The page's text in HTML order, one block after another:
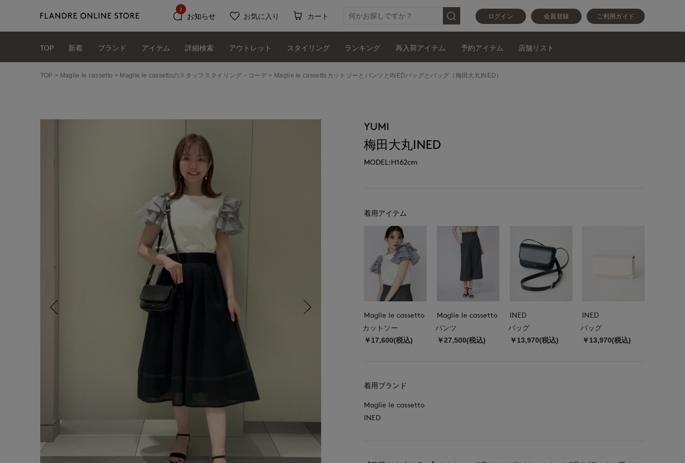
ログイン 会員登録 ご利用ガイド
お知らせ
2
お気に入り カート
TOP 新着 ブランド アイテム 詳細検索 アウトレット スタイリング ランキング 再入荷アイテム 予約アイテム 店舗リスト
TOP Maglie le cassetto Maglie le cassettoのスタッフスタイリング・コーデ Maglie le cassettoカットソーとパンツとINEDバッグとバッグ（梅田大丸INED）
YUMI
梅田大丸INED
MODEL:H162cm
着用アイテム
Maglie le cassetto
カットソー
￥17,600(税込)
Maglie le cassetto
パンツ
￥27,500(税込)
INED
バッグ
￥13,970(税込)
INED
バッグ
￥13,970(税込)
着用ブランド
Maglie le cassetto
INED